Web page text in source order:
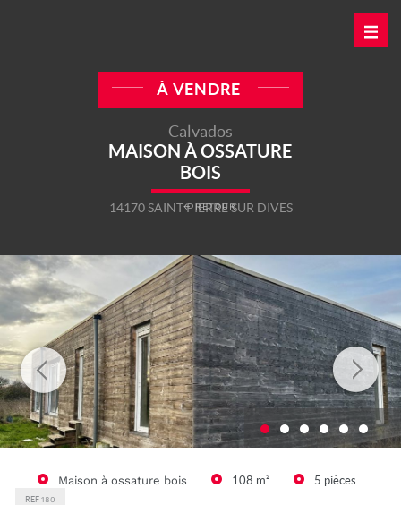
← RETOUR
À VENDRE
Calvados
MAISON À OSSATURE
BOIS
14170 SAINT PIERRE SUR DIVES
Maison à ossature bois 108 m² 5 pièces
REF180